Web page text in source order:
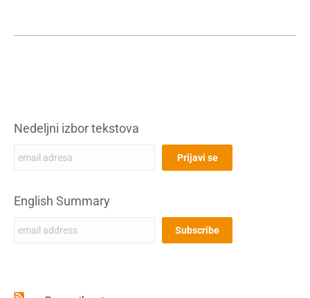
Nedeljni izbor tekstova
English Summary